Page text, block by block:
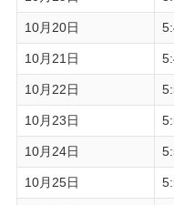
10月20日
10月21日
10月22日
10月23日
10月24日
10月25日